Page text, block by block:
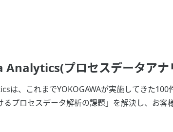
プロセスデータアナ
は、これまでYOKOGAWAが実施してきた100
るプロセスデータ解析の課題」を解決し、お客